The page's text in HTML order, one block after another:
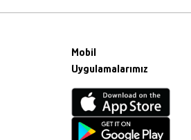
Mobil
Uygulamalarımız